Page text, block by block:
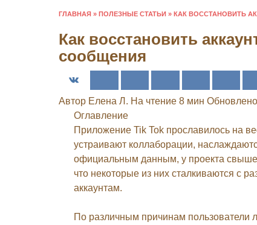
ГЛАВНАЯ » ПОЛЕЗНЫЕ СТАТЬИ » КАК ВОССТАНОВИТЬ
Как восстановить
сообщения
Автор Елена Л. На чтение 8 мин Обновлено
Оглавление
Приложение Tik Tok прославилось на
устраивают коллаборации,
официальным данным, у проекта свыше
что некоторые из них сталкиваются с
аккаунтам.
По различным причинам пользователи